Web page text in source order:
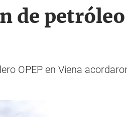
de
OPEP en Viena